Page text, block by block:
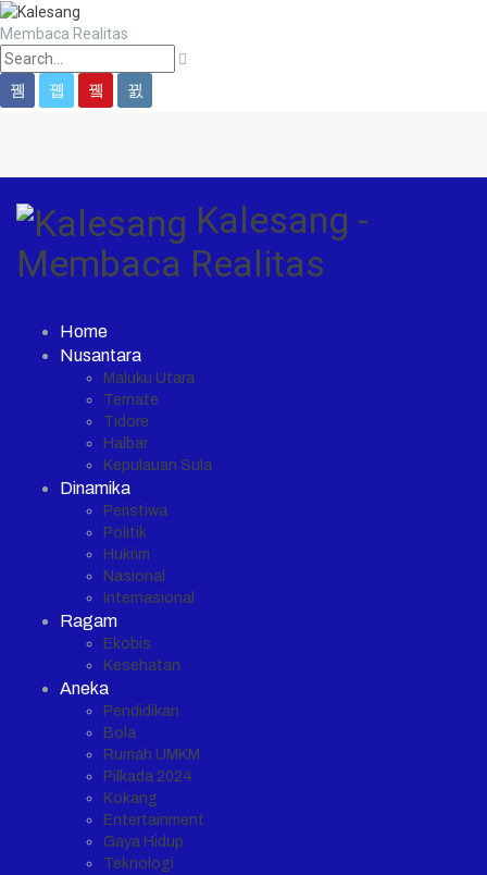
Membaca Realitas
Kalesang -
Membaca Realitas
Home
Nusantara
Maluku Utara
Ternate
Tidore
Halbar
Kepulauan Sula
Dinamika
Peristiwa
Politik
Hukrim
Nasional
Internasional
Ragam
Ekobis
Kesehatan
Aneka
Pendidikan
Bola
Rumah UMKM
Pilkada 2024
Kokang
Entertainment
Gaya Hidup
Teknologi